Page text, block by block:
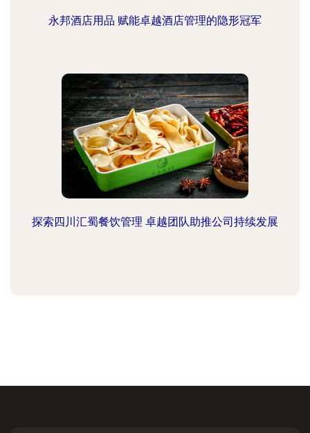
永邦酒店用品 赋能卓越酒店管理的隐形冠军
探索四川汇蜀餐饮管理 卓越团队助推公司持续发展